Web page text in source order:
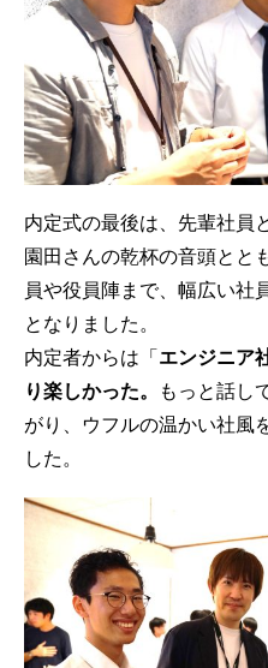
内定式の最後は、先輩社員
園田さんの乾杯の音頭とと
員や役員陣まで、幅広い社
となりました。
内定者からは「エンジニア
り楽しかった。
もっと話し
がり、ウフルの温かい社風
した。